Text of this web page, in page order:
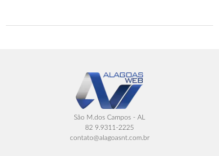
São M.dos Campos - AL
82 9.9311-2225
contato@alagoasnt.com.br